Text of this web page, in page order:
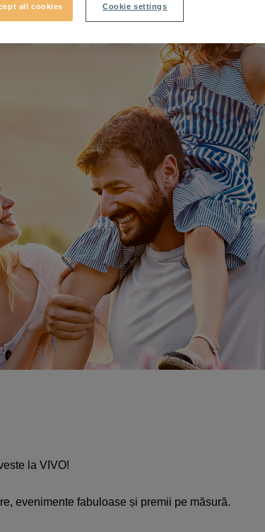
la VIVO!
evenimente fabuloase și premii pe măsură.
all cookies Cookie settings